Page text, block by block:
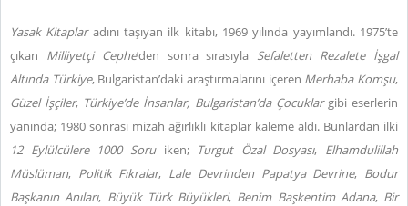
Yasak Kitaplar adını taşıyan ilk kitabı, 1969 yılında yayımlandı. 1975’te
çıkan Milliyetçi Cephe’den sonra sırasıyla Sefaletten Rezalete İşgal
Altında Türkiye, Bulgaristan’daki araştırmalarını içeren Merhaba Komşu,
Güzel İşçiler, Türkiye’de İnsanlar, Bulgaristan’da Çocuklargibi eserlerin
yanında; 1980 sonrası mizah ağırlıklı kitaplar kaleme aldı. Bunlardan ilki
12 Eylülcülere 1000 Soru iken; Turgut Özal Dosyası, Elhamdulillah
Müslüman, Politik Fıkralar, Lale Devrinden Papatya Devrine, Bodur
Başkanın Anıları, Büyük Türk Büyükleri, Benim Başkentim Adana,Bir